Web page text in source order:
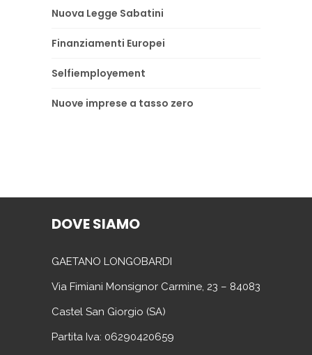
Nuova Legge Sabatini
Finanziamenti Europei
Selfiemployement
Nuove imprese a tasso zero
DOVE SIAMO
GAETANO LONGOBARDI
Via Fimiani Monsignor Carmine, 23 – 84083
Castel San Giorgio (SA)
Partita Iva: 06290420659